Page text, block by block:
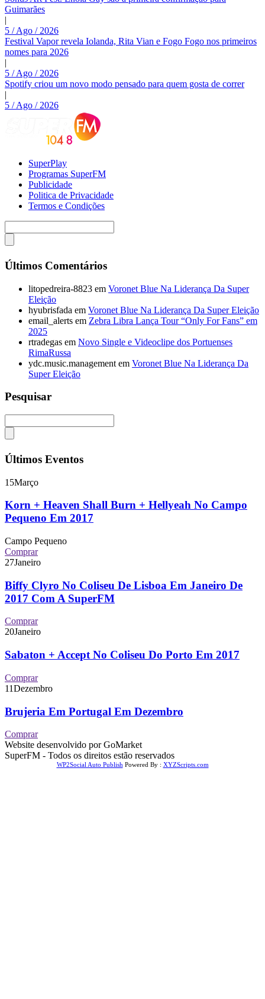
Guimarães
|
5 / Ago / 2026
Festival Vapor revela Iolanda, Rita Vian e Fogo Fogo nos primeiros
nomes para 2026
|
5 / Ago / 2026
Spotify criou um novo modo pensado para quem gosta de correr
|
5 / Ago / 2026
SuperPlay
Programas SuperFM
Publicidade
Politica de Privacidade
Termos e Condições
Últimos Comentários
litopedreira-8823 em Voronet Blue Na Liderança Da Super
Eleição
hyubrisfada em Voronet Blue Na Liderança Da Super Eleição
email_alerts em Zebra Libra Lança Tour “Only For Fans” em
2025
rtradegas em Novo Single e Videoclipe dos Portuenses
RimaRussa
ydc.music.management em Voronet Blue Na Liderança Da
Super Eleição
Pesquisar
Últimos Eventos
15Março
Korn + Heaven Shall Burn + Hellyeah No Campo
Pequeno Em 2017
Campo Pequeno
Comprar
27Janeiro
Biffy Clyro No Coliseu De Lisboa Em Janeiro De
2017 Com A SuperFM
Comprar
20Janeiro
Sabaton + Accept No Coliseu Do Porto Em 2017
Comprar
11Dezembro
Brujeria Em Portugal Em Dezembro
Comprar
Website desenvolvido por GoMarket
SuperFM - Todos os direitos estão reservados
WP2Social Auto Publish Powered By : XYZScripts.com